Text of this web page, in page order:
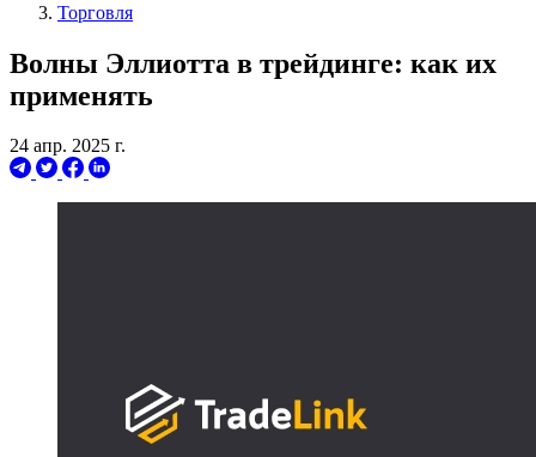
Торговля
Волны Эллиотта в трейдинге: как их
применять
24 апр. 2025 г.